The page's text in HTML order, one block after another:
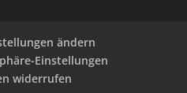
ändern
Einstellungen
widerrufen